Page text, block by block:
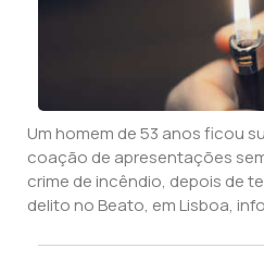
Um homem de 53 anos ficou
coação de apresentações
crime de incêndio, depois de
delito no Beato, em Lisboa,